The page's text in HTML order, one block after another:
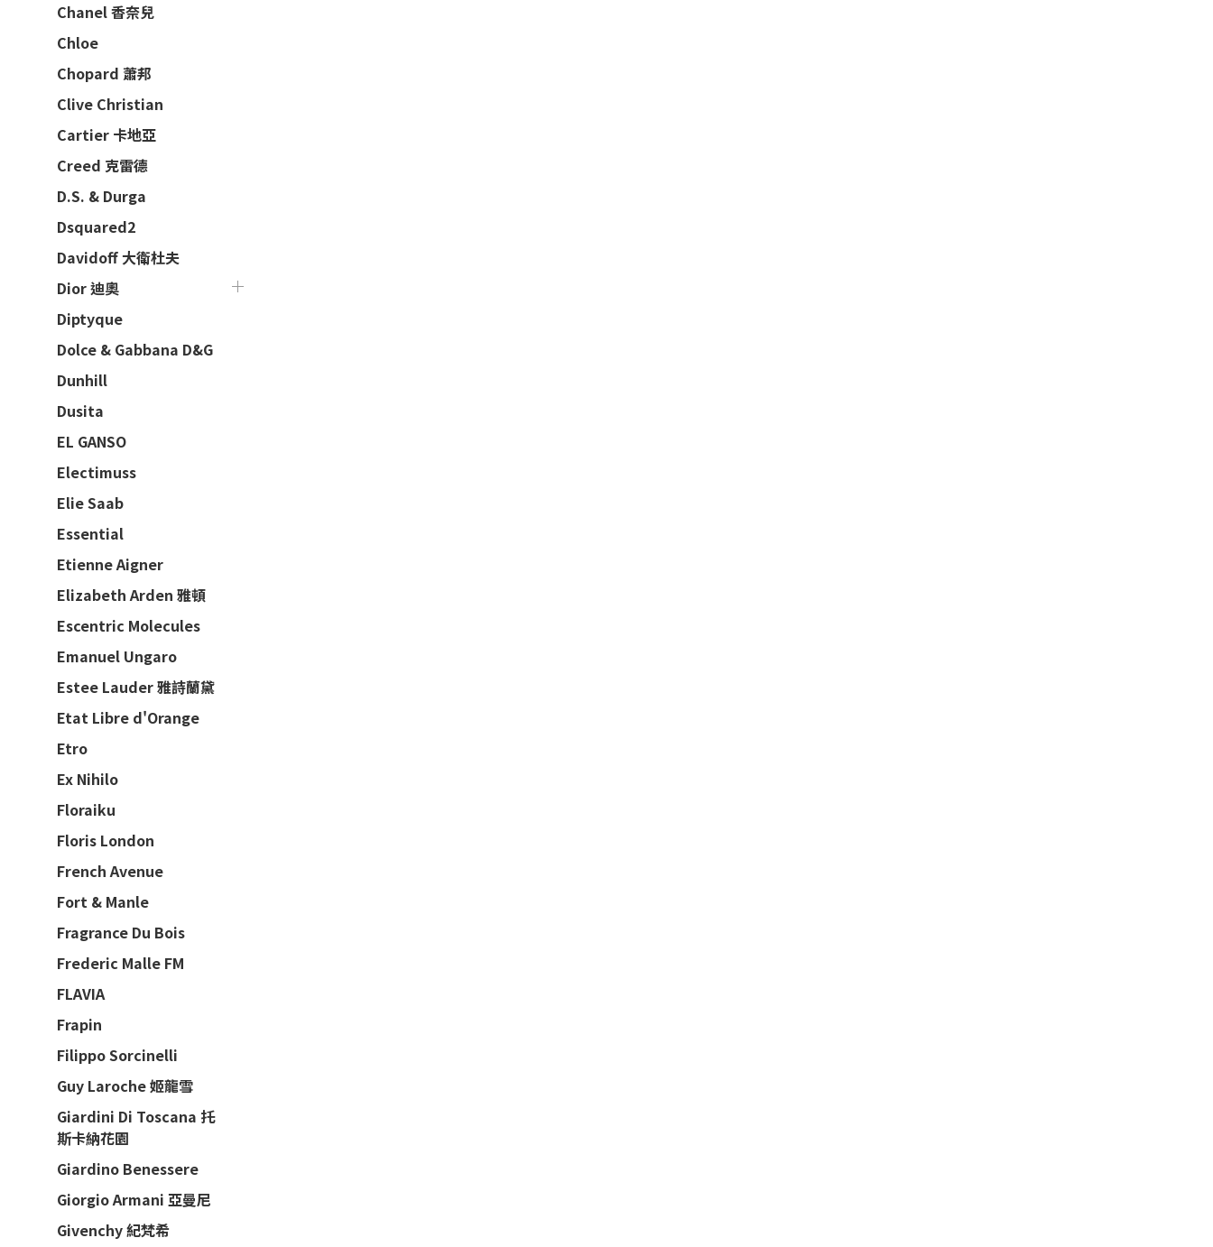
Chanel 香奈兒
Chloe
Chopard 蕭邦
Clive Christian
Cartier 卡地亞
Creed 克雷德
D.S. & Durga
Dsquared2
Davidoff 大衛杜夫
Dior 迪奧
Diptyque
Dolce & Gabbana D&G
Dunhill
Dusita
EL GANSO
Electimuss
Elie Saab
Essential
Etienne Aigner
Elizabeth Arden 雅頓
Escentric Molecules
Emanuel Ungaro
Estee Lauder 雅詩蘭黛
Etat Libre d'Orange
Etro
Ex Nihilo
Floraiku
Floris London
French Avenue
Fort & Manle
Fragrance Du Bois
Frederic Malle FM
FLAVIA
Frapin
Filippo Sorcinelli
Guy Laroche 姬龍雪
Giardini Di Toscana 托
斯卡納花園
Giardino Benessere
Giorgio Armani 亞曼尼
Givenchy 紀梵希